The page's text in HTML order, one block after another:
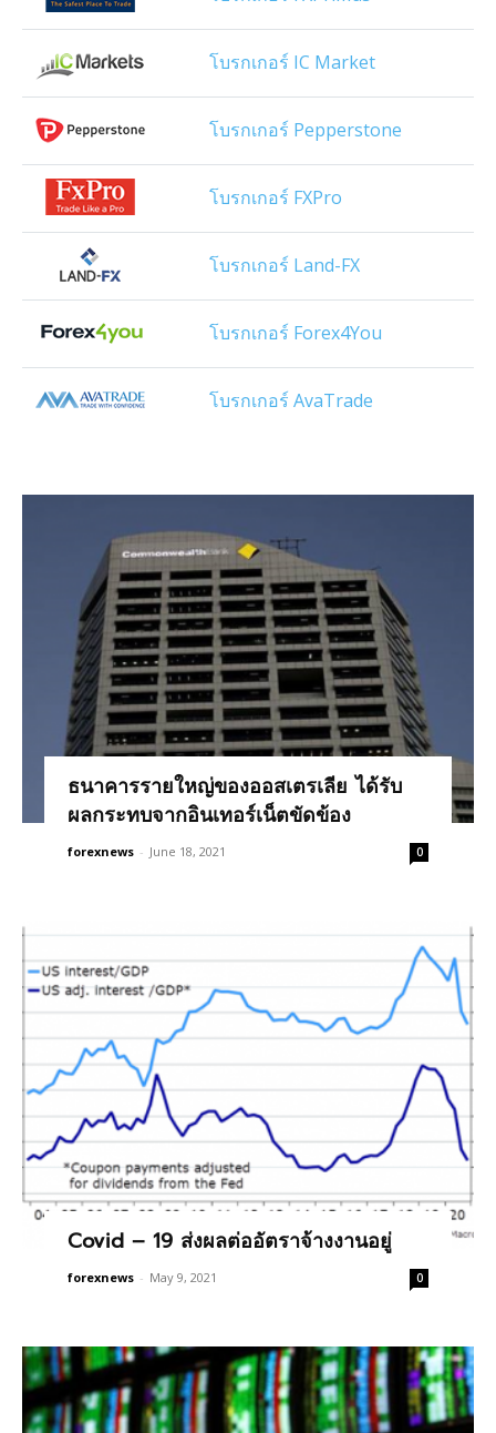
โบรกเกอร์ IC Market
โบรกเกอร์ Pepperstone
โบรกเกอร์ FXPro
โบรกเกอร์ Land-FX
โบรกเกอร์ Forex4You
โบรกเกอร์ AvaTrade
ธนาคารรายใหญ่ของออสเตรเลีย ได้รับ
ผลกระทบจากอินเทอร์เน็ตขัดข้อง
forexnews - June 18, 2021 0
Covid – 19 ส่งผลต่ออัตราจ้างงานอยู่
forexnews - May 9, 2021 0